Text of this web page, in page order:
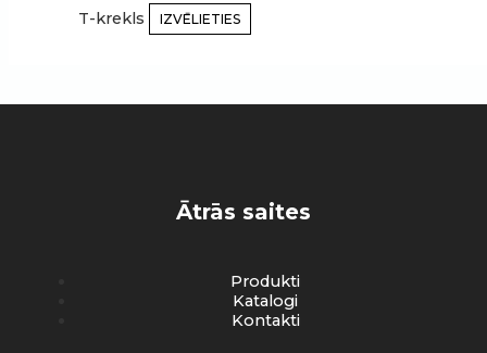
T-krekls IZVĒLIETIES
Ātrās saites
Produkti
Katalogi
Kontakti